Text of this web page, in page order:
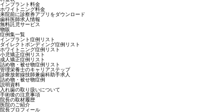
インプラント料金
ホワイトニング料金
来院前に診察券アプリをダウンロード
歯科医師求人情報
無料託児サービス
物販
症例集一覧
インプラント症例リスト
ダイレクトボンディング症例リスト
ホワイトニング症例リスト
小児矯正症例リスト
成人矯正症例リスト
詰め物・被せ物症例リスト
管理栄養士のキャリアステップ
診療放射線技師兼歯科助手求人
詰め物・被せ物症例
説明資料
入れ歯の取り扱いについて
手術後の注意事項
院長の取材履歴
医院のご紹介
院長プロフィール